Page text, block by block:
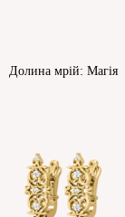
Долина мрій: Магія